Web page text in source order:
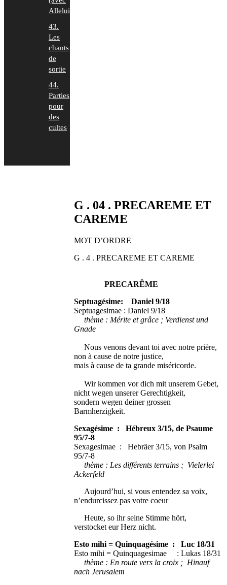
G . 04 . PRECAREME ET
CAREME
MOT D’ORDRE
G . 4 . PRECAREME ET CAREME
PRECARÊME
Septuagésime: Daniel 9/18
Septuagesimae : Daniel 9/18
thème : Mérite et grâce ; Verdienst und
Gnade
Nous venons devant toi avec notre prière,
non à cause de notre justice,
mais à cause de ta grande miséricorde.
Wir kommen vor dich mit unserem Gebet,
nicht wegen unserer Gerechtigkeit,
sondern wegen deiner grossen
Barmherzigkeit.
Sexagésime : Hébreux 3/15, de Psaume
95/7-8
Sexagesimae : Hebräer 3/15, von Psalm
95/7-8
thème : Les différents terrains ; Vielerlei
Ackerfeld
Aujourd’hui, si vous entendez sa voix,
n’endurcissez pas votre coeur
Heute, so ihr seine Stimme hört,
verstocket eur Herz nicht.
Esto mihi = Quinquagésime : Luc 18/31
Esto mihi = Quinquagesimae : Lukas 18/31
thème : En route vers la croix ; Hinauf
nach Jerusalem
Alleluia)
43.
Les
chants
de
sortie
44.
Parties
pour
des
cultes